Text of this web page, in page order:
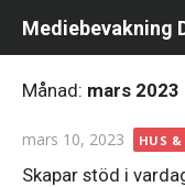
Mediebevakning
Månad: mars 2023
Publicerad
den
mars 10, 2023 HUS &
Skapar stöd i